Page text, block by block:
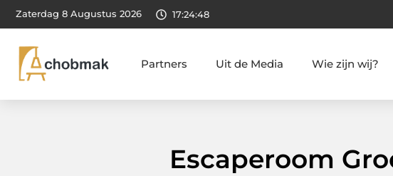
Zaterdag 8 Augustus 2026 17:24:49
Partners Uit de Media Wie zijn wij?
Escaperoom